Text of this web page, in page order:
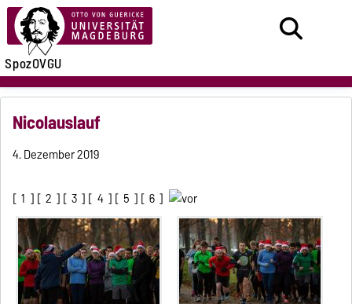
SpozOVGU
Nicolauslauf
4. Dezember 2019
[ 1 ] [ 2 ] [ 3 ] [ 4 ] [ 5 ] [ 6 ]